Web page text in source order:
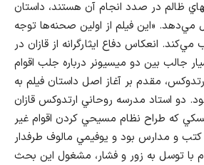
ظالم در صدد انجام آن هستند، داستان
مي‌دهد. «اين فيلم از اولين صحنه‌ها توجه
انعكاس دفاع ايثارگرانه از قازان در
بسيار جالب بين دو ميسيونر درباره جلب اقوام
مقدم بر آغاز اصل داستان فيلم به
دو استاد مدرسه روحاني ارتدوكس قازان
كه طراح نظام مسيحي كردن اقوام غير
و مدارس بود و يوفيمي مالوف طرفدار
با توسل به زور و فشار، مشغول اين بحث